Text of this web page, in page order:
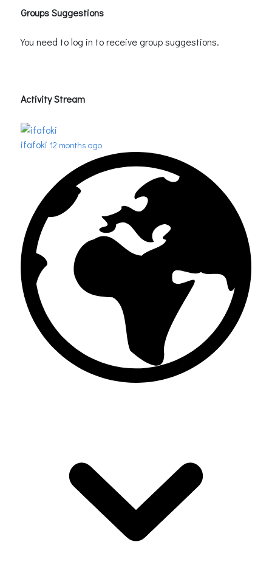
Groups Suggestions
You need to log in to receive group suggestions.
Activity Stream
ifafoki 12 months ago